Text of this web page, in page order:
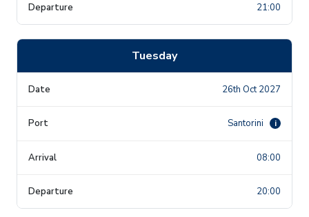
21:00
Tuesday
26th Oct 2027
Santorini i
08:00
20:00